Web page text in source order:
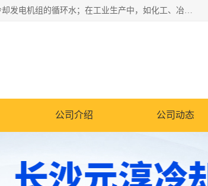
冷却塔广泛应用于工业、电力行业、空调系统等领域。在电力行业中，用于冷却发电机组的循环水；在工业生产中，如化工、冶金等行业，可降低生产过程中产生的热量；在空调系统中，为空调设备提供冷却水源
公司介绍 公司动态